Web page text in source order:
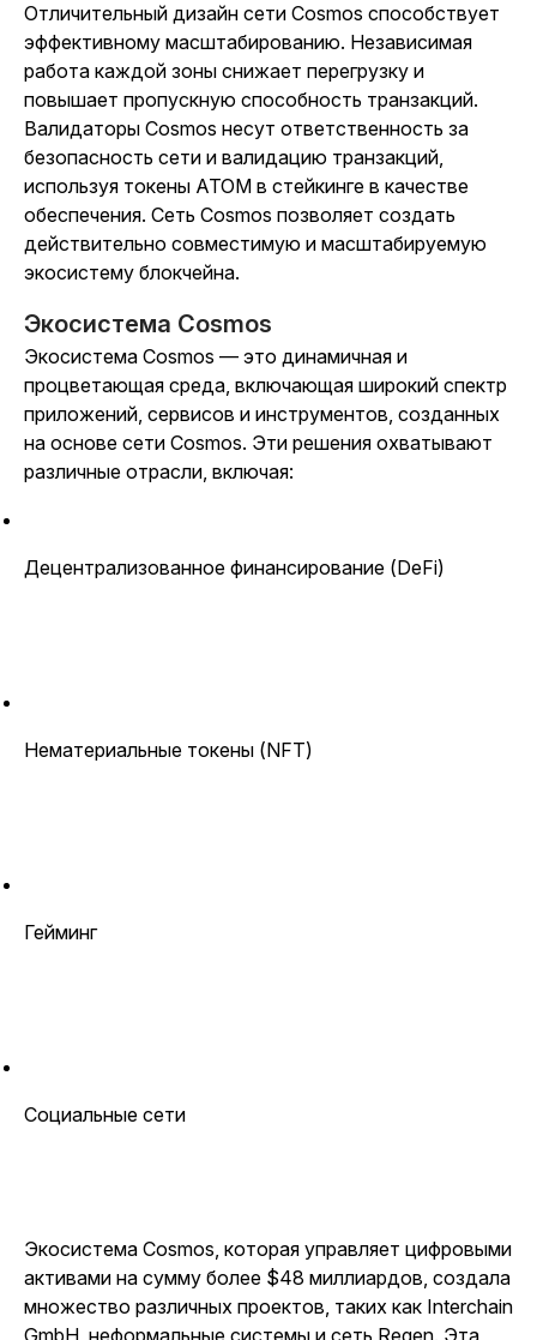
Отличительный дизайн сети Cosmos способствует
эффективному масштабированию. Независимая
работа каждой зоны снижает перегрузку и
повышает пропускную способность транзакций.
Валидаторы Cosmos несут ответственность за
безопасность сети и валидацию транзакций,
используя токены ATOM в стейкинге в качестве
обеспечения. Сеть Cosmos позволяет создать
действительно совместимую и масштабируемую
экосистему блокчейна.
Экосистема Cosmos
Экосистема Cosmos — это динамичная и
процветающая среда, включающая широкий спектр
приложений, сервисов и инструментов, созданных
на основе сети Cosmos. Эти решения охватывают
различные отрасли, включая:
Децентрализованное финансирование (DeFi)
Нематериальные токены (NFT)
Гейминг
Социальные сети
Экосистема Cosmos, которая управляет цифровыми
активами на сумму более $48 миллиардов, создала
множество различных проектов, таких как Interchain
GmbH, неформальные системы и сеть Regen. Эта